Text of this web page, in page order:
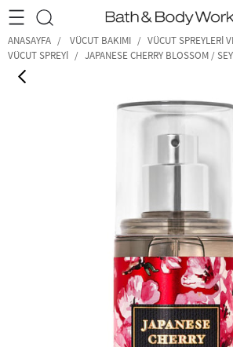
•2200₺ ve Üzeri Kargo Ücretsiz!•
ANASAYFA VÜCUT BAKIMI
VÜCUT SPREYLERI
VÜCUT SPREYI
JAPANESE CHERRY BLOSSOM /